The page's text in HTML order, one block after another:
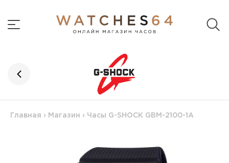
Главная › Магазин › Часы G-SHOCK GBM-2100-1A